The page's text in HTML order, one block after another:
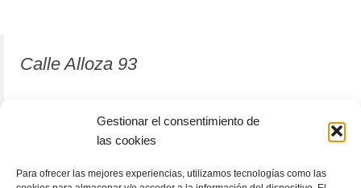
Gestionar el consentimiento de
las cookies
Para ofrecer las mejores experiencias, utilizamos tecnologías como las
Calle Alloza 93
12001 Castellón de la Plana
964 81 37 63